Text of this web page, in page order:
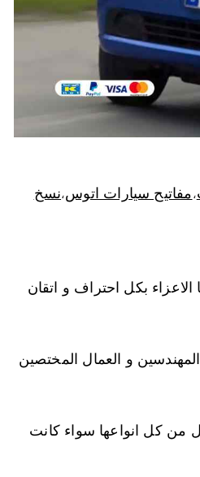
،مفاتيح سيارات اتوس،نسخ
بكل احتراف و اتقان
و العمال المختصين
من كل انواعها سواء كانت